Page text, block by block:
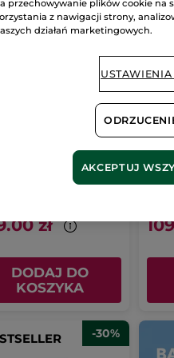
do opalania
SPF 50 z
mikroalgą
150 ml
(215)
zł
DODAJ DO
KOSZYKA
Tubka
-30%
przechowywanie plików cookie na
z nawigacji strony,
działań marketingowych.
AKCEPTUJ